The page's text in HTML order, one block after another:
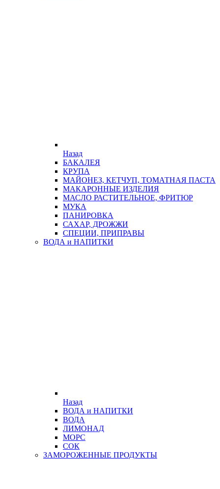
Назад
БАКАЛЕЯ
КРУПА
МАЙОНЕЗ, КЕТЧУП, ТОМАТНАЯ ПАСТА
МАКАРОННЫЕ ИЗДЕЛИЯ
МАСЛО РАСТИТЕЛЬНОЕ, ФРИТЮР
МУКА
ПАНИРОВКА
САХАР, ДРОЖЖИ
СПЕЦИИ, ПРИПРАВЫ
ВОДА и НАПИТКИ
Назад
ВОДА и НАПИТКИ
ВОДА
ЛИМОНАД
МОРС
СОК
ЗАМОРОЖЕННЫЕ ПРОДУКТЫ